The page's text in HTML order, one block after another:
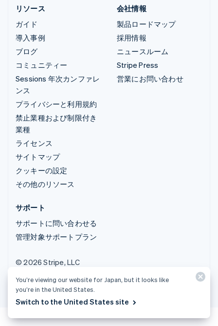
リソース
ガイド
導入事例
ブログ
コミュニティー
Sessions 年次カンファレ
ンス
プライバシーと利用規約
禁止業種および制限付き
業種
ライセンス
サイトマップ
クッキーの設定
その他のリソース
会社情報
製品ロードマップ
採用情報
ニュースルーム
Stripe Press
営業にお問い合わせ
サポート
サポートに問い合わせる
管理対象サポートプラン
© 2026 Stripe, LLC
You’re viewing our website for Japan, but it looks like
you’re in the United States.
Switch to the United States site